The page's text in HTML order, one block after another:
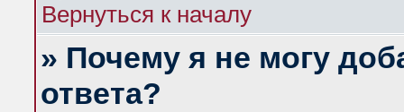
Вернуться к началу
» Почему я не могу
ответа?